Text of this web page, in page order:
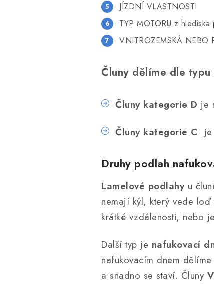
JÍZDNÍ VLASTNOSTI
TYP MOTORU z
VNITROZEMSKÁ NEBO
Čluny dělíme dle
Čluny kategorie D je
Čluny kategorie C
Druhy podlah
Lamelové podlahyu
nemají kýl, který vede loď
krátké vzdálenosti, nebo
Další typ je nafukovací
nafukovacím dnem dělíme
a snadno se staví. Čluny